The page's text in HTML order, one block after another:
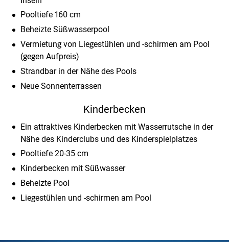
Pooltiefe 160 cm
Beheizte Süßwasserpool
Vermietung von Liegestühlen und -schirmen am Pool
(gegen Aufpreis)
Strandbar in der Nähe des Pools
Neue Sonnenterrassen
Kinderbecken
Ein attraktives Kinderbecken mit Wasserrutsche in der
Nähe des Kinderclubs und des Kinderspielplatzes
Pooltiefe 20-35 cm
Kinderbecken mit Süßwasser
Beheizte Pool
Liegestühlen und -schirmen am Pool